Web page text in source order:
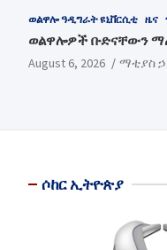
ወልዋሎ ዓዲግራት ዩኒቨርሲቲ ዜና
ወልዋሎዎች ቡድናቸውን
August 6, 2026 ማቲያስ
ሶከር ኢትዮጵያ